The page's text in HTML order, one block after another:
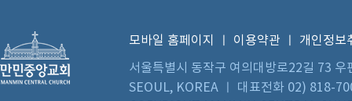
모바일 홈페이지 이용약관
개인정보
서울특별시 동작구 여의대방로22길 73
SEOUL, KOREA ㅣ 대표전화 02) 818-